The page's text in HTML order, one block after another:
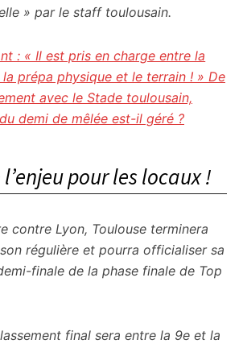
» par le staff toulousain.
: « Il est pris en charge entre la
prépa physique et le terrain ! » De
avec le Stade toulousain,
demi de mêlée est-il géré ?
l’enjeu pour les locaux !
contre Lyon, Toulouse terminera
régulière et pourra officialiser sa
finale de la phase finale de Top
final sera entre la 9e et la